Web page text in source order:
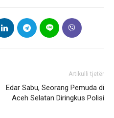
Artikulli tjetër
Edar Sabu, Seorang Pemuda di
Aceh Selatan Diringkus Polisi